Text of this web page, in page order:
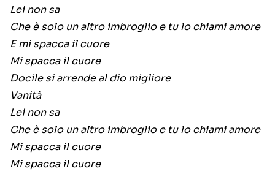
Lei non sa
Che è solo un altro imbroglio e tu lo chiami amore
E mi spacca il cuore
Mi spacca il cuore
Docile si arrende al dio migliore
Vanità
Lei non sa
Che è solo un altro imbroglio e tu lo chiami amore
Mi spacca il cuore
Mi spacca il cuore